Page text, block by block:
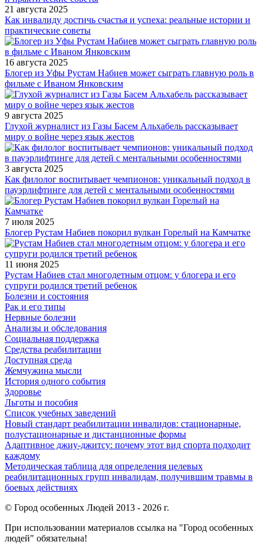
21 августа 2025
Как инвалиду достичь счастья и успеха: реальные истории и
практические советы
16 августа 2025
Блогер из Уфы Рустам Набиев может сыграть главную роль в
фильме с Иваном Янковским
9 августа 2025
Глухой журналист из Газы Басем Альхабель рассказывает
миру о войне через язык жестов
3 августа 2025
Как филолог воспитывает чемпионов: уникальный подход в
пауэрлифтинге для детей с ментальными особенностями
7 июля 2025
Блогер Рустам Набиев покорил вулкан Горелый на Камчатке
11 июня 2025
Рустам Набиев стал многодетным отцом: у блогера и его
супруги родился третий ребенок
Болезни и состояния
Рак и его типы
Нервные болезни
Анализы и обследования
Социальная поддержка
Средства реабилитации
Доступная среда
Жемчужина мысли
История одного события
Здоровье
Льготы и пособия
Список учебных заведений
Новый стандарт реабилитации инвалидов: стационарные,
полустационарные и дистанционные формы
Адаптивное джиу-джитсу: почему этот вид спорта подходит
каждому
Методическая таблица для определения целевых
реабилитационных групп инвалидам, получившим травмы в
боевых действиях
© Город особенных Людей 2013 - 2026 г.
При использовании материалов ссылка на "Город особенных
людей" обязательна!